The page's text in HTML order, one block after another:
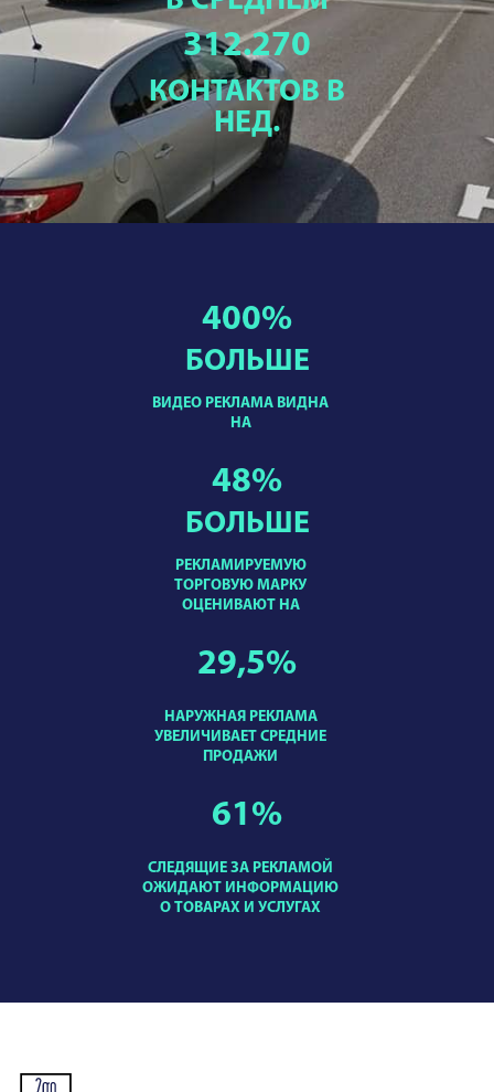
312.270
КОНТАКТОВ В
НЕД.
ВИДЕО РЕКЛАМА ВИДНА
НА
400%
БОЛЬШЕ
РЕКЛАМИРУЕМУЮ
ТОРГОВУЮ МАРКУ
ОЦЕНИВАЮТ НА
48%
БОЛЬШЕ
НАРУЖНАЯ РЕКЛАМА
УВЕЛИЧИВАЕТ СРЕДНИЕ
ПРОДАЖИ
29,5%
СЛЕДЯЩИЕ ЗА РЕКЛАМОЙ
ОЖИДАЮТ ИНФОРМАЦИЮ
О ТОВАРАХ И УСЛУГАХ
61%